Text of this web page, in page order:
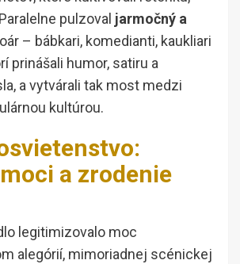
pulzoval jarmočný a
– bábkari, komedianti, kaukliari
prinášali humor, satiru a
a vytvárali tak most medzi
kultúrou.
a zrodenie
legitimizovalo moc
alegórií, mimoriadnej scénickej